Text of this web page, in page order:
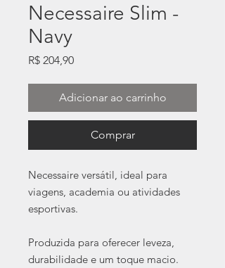
Necessaire Slim -
Navy
R$ 204,90Preço
Adicionar ao carrinho
Comprar
Necessaire versátil, ideal para
viagens, academia ou atividades
esportivas.
Produzida para oferecer leveza,
durabilidade e um toque macio.